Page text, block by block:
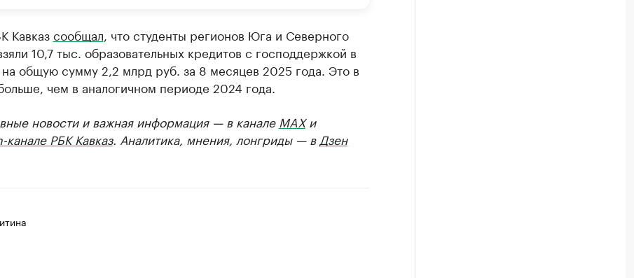
Кавказсообщал , что студенты регионов Юга и Северного
10,7 тыс. образовательных кредитов с господдержкой в
общую сумму 2,2 млрд руб. за 8 месяцев 2025 года. Это в
чем в аналогичном периоде 2024 года.
новости и важная информация — в канале MAXи
канале РБК Кавказ. Аналитика, мнения, лонгриды — в Дзен